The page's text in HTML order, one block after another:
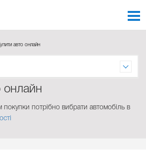
авто онлайн
онлайн
потрібно вибрати автомобіль в